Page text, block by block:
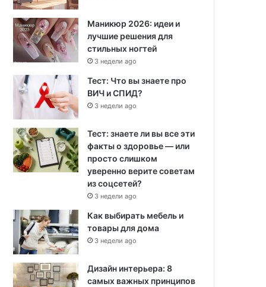
Маникюр 2026: идеи и
лучшие решения для
стильных ногтей
3 недели ago
Тест: Что вы знаете про
ВИЧ и СПИД?
3 недели ago
Тест: знаете ли вы все эти
факты о здоровье — или
просто слишком
уверенно верите советам
из соцсетей?
3 недели ago
Как выбирать мебель и
товары для дома
3 недели ago
Дизайн интерьера: 8
самых важных принципов